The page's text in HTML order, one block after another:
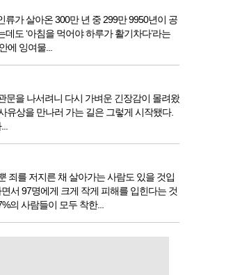
가 살아온 300만 년 중 299만 9950년이 공
도 ‘아침을 먹어야 하루가 활기차다’라는
잉여물...
문을 나서려니 다시 가벼운 긴장감이 몰려왔
유상을 만나러 가는 길은 그렇게 시작됐다.
죄를 저지른 채 살아가는 사람도 있을 것입
서 97명에게 크게 작게 피해를 입힌다는 것
의 사람들이 모두 착한...